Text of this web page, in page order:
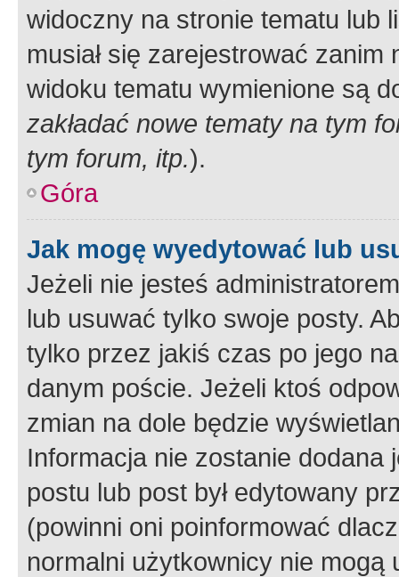
widoczny na stronie tematu lub
musiał się zarejestrować
widoku tematu wymienione są
zakładać nowe tematy na tym
tym forum, itp.).
Góra
Jak mogę wyedytować lub
Jeżeli nie jesteś
lub usuwać tylko swoje posty.
tylko przez jakiś czas po jego
danym poście. Jeżeli ktoś
zmian na dole będzie
Informacja nie zostanie dodana
postu lub post był edytowany
(powinni oni poinformować
normalni użytkownicy nie